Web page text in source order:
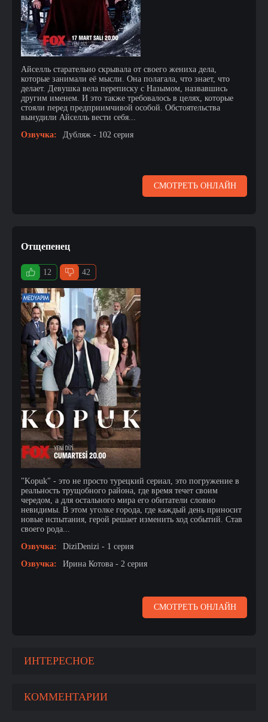
Айселль старательно скрывала от своего жениха дела,
которые занимали её мысли. Она полагала, что знает, что
делает. Девушка вела переписку с Назымом, назвавшись
другим именем. И это также требовалось в целях, которые
стояли перед предприимчивой особой. Обстоятельства
вынудили Айселль вести себя...
Озвучка:
Дубляж - 102 серия
СМОТРЕТЬ ОНЛАЙН
Отщепенец
12 42
"Kopuk" - это не просто турецкий сериал, это погружение в
реальность трущобного района, где время течет своим
чередом, а для остального мира его обитатели словно
невидимы. В этом уголке города, где каждый день приносит
новые испытания, герой решает изменить ход событий. Став
своего рода...
Озвучка:
DiziDenizi - 1 серия
Озвучка:
Ирина Котова - 2 серия
СМОТРЕТЬ ОНЛАЙН
ИНТЕРЕСНОЕ
КОММЕНТАРИИ